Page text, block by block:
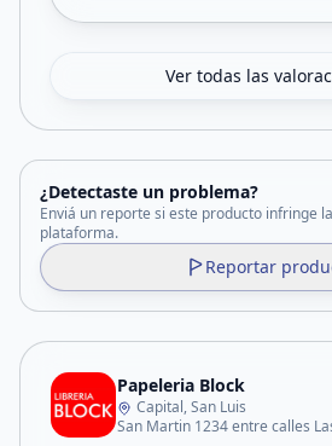
Ver todas las
¿Detectaste un problema?
Enviá un reporte si este producto infringe
plataforma.
Reportar
Papeleria Block
Capital, San Luis
San Martin 1234 entre calles